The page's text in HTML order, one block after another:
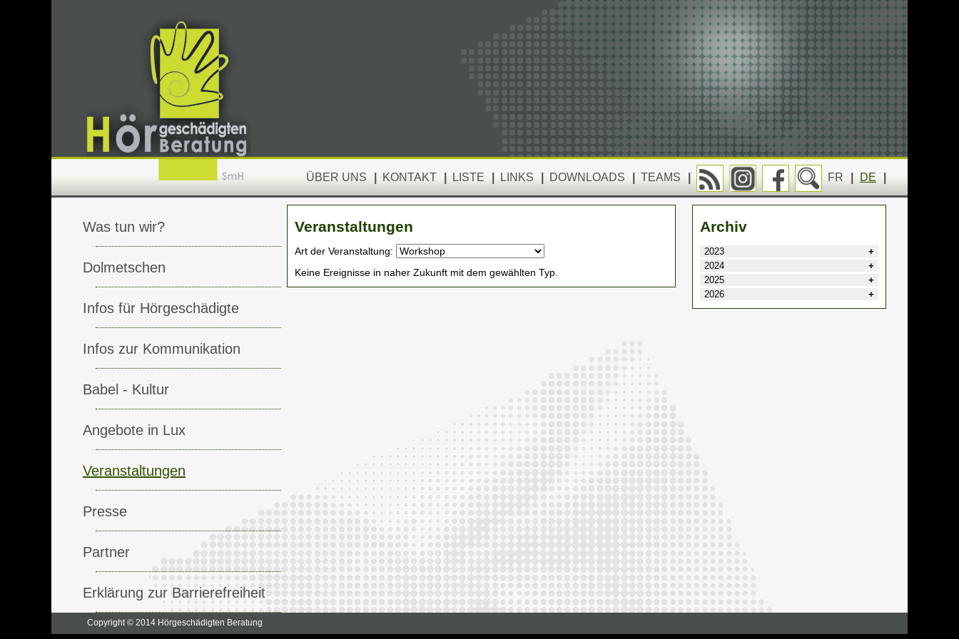
FR DE
ÜBER UNS KONTAKT LISTE LINKS DOWNLOADS TEAMS
Was tun wir?
Dolmetschen
Infos für Hörgeschädigte
Infos zur Kommunikation
Babel - Kultur
Angebote in Lux
Veranstaltungen
Presse
Partner
Erklärung zur Barrierefreiheit
Veranstaltungen
Art der Veranstaltung:
Keine Ereignisse in naher Zukunft mit dem gewählten Typ.
Archiv
2023
2024
2025
2026
Copyright © 2014 Hörgeschädigten Beratung